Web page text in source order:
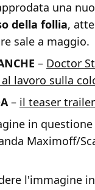
una
della follia,
sale a maggio.
– Doctor
lavoro sulla
– il teaser trailer
in
Maximoff/
l'immagine